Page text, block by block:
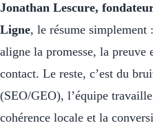
Jonathan Lescure,
Ligne, le résume simplement
aligne la promesse, la preuve
contact. Le reste, c’est du
(SEO/GEO), l’équipe
cohérence locale et la